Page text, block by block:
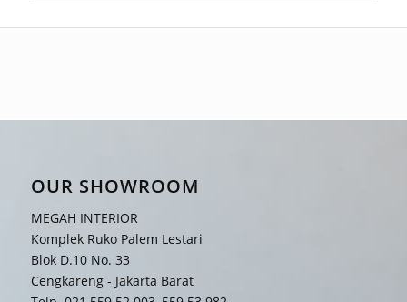
OUR SHOWROOM
MEGAH INTERIOR
Komplek Ruko Palem Lestari
Blok D.10 No. 33
Cengkareng - Jakarta Barat